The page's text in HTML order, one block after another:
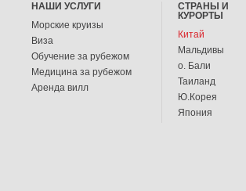
НАШИ УСЛУГИ
Морские круизы
Виза
Обучение за рубежом
Медицина за рубежом
Аренда вилл
СТРАНЫ И
КУРОРТЫ
Китай
Мальдивы
о. Бали
Таиланд
Ю.Корея
Япония